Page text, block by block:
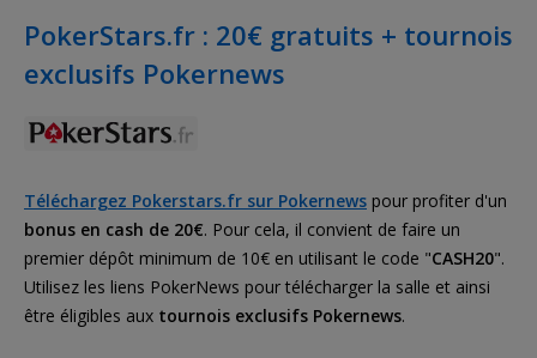
PokerStars.fr : 20€ gratuits + tournois
exclusifs Pokernews
Téléchargez Pokerstars.fr sur Pokernews pour profiter d'un
bonus en cash de 20€. Pour cela, il convient de faire un
premier dépôt minimum de 10€ en utilisant le code "CASH20".
Utilisez les liens PokerNews pour télécharger la salle et ainsi
être éligibles aux tournois exclusifs Pokernews.